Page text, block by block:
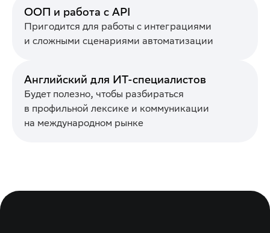
ООП и работа с API
Пригодится для работы с интеграциями
и сложными сценариями автоматизации
Английский для ИТ-специалистов
Будет полезно, чтобы разбираться
в профильной лексике и коммуникации
на международном рынке